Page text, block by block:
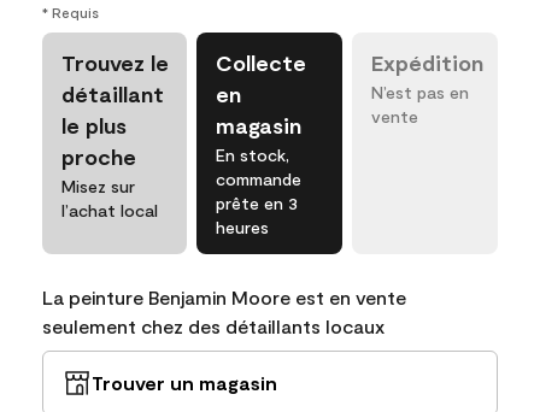
* Requis
Trouvez le
détaillant
le plus
proche
Misez sur
l’achat local
Collecte
en
magasin
En stock,
commande
prête en 3
heures
Expédition
N’est pas en
vente
La peinture Benjamin Moore est en vente
seulement chez des détaillants locaux
Trouver un magasin